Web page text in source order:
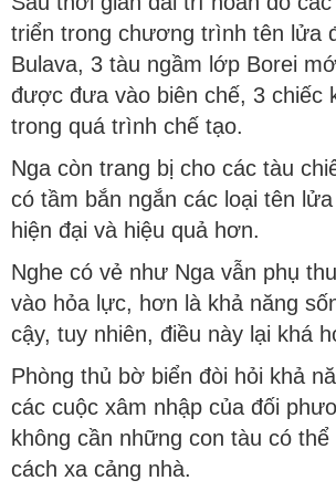
triển trong chương trình tên lửa
Bulava, 3 tàu ngầm lớp Borei
được đưa vào biên chế, 3 chiếc
trong quá trình chế tạo.
Nga còn trang bị cho các tàu
có tầm bắn ngắn các loại tên
hiện đại và hiệu quả hơn.
Nghe có vẻ như Nga vẫn phụ
vào hỏa lực, hơn là khả năng
cậy, tuy nhiên, điều này lại khá
Phòng thủ bờ biển đòi hỏi khả
các cuộc xâm nhập của đối
không cần những con tàu có thể
cách xa cảng nhà.